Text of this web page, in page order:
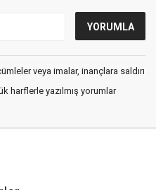
veya imalar, inançlara saldırı
harflerle yazılmış yorumlar